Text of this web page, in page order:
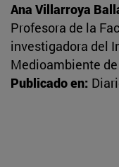
Ana Villarroya
Profesora de la
investigadora del
Medioambiente
Publicado en: